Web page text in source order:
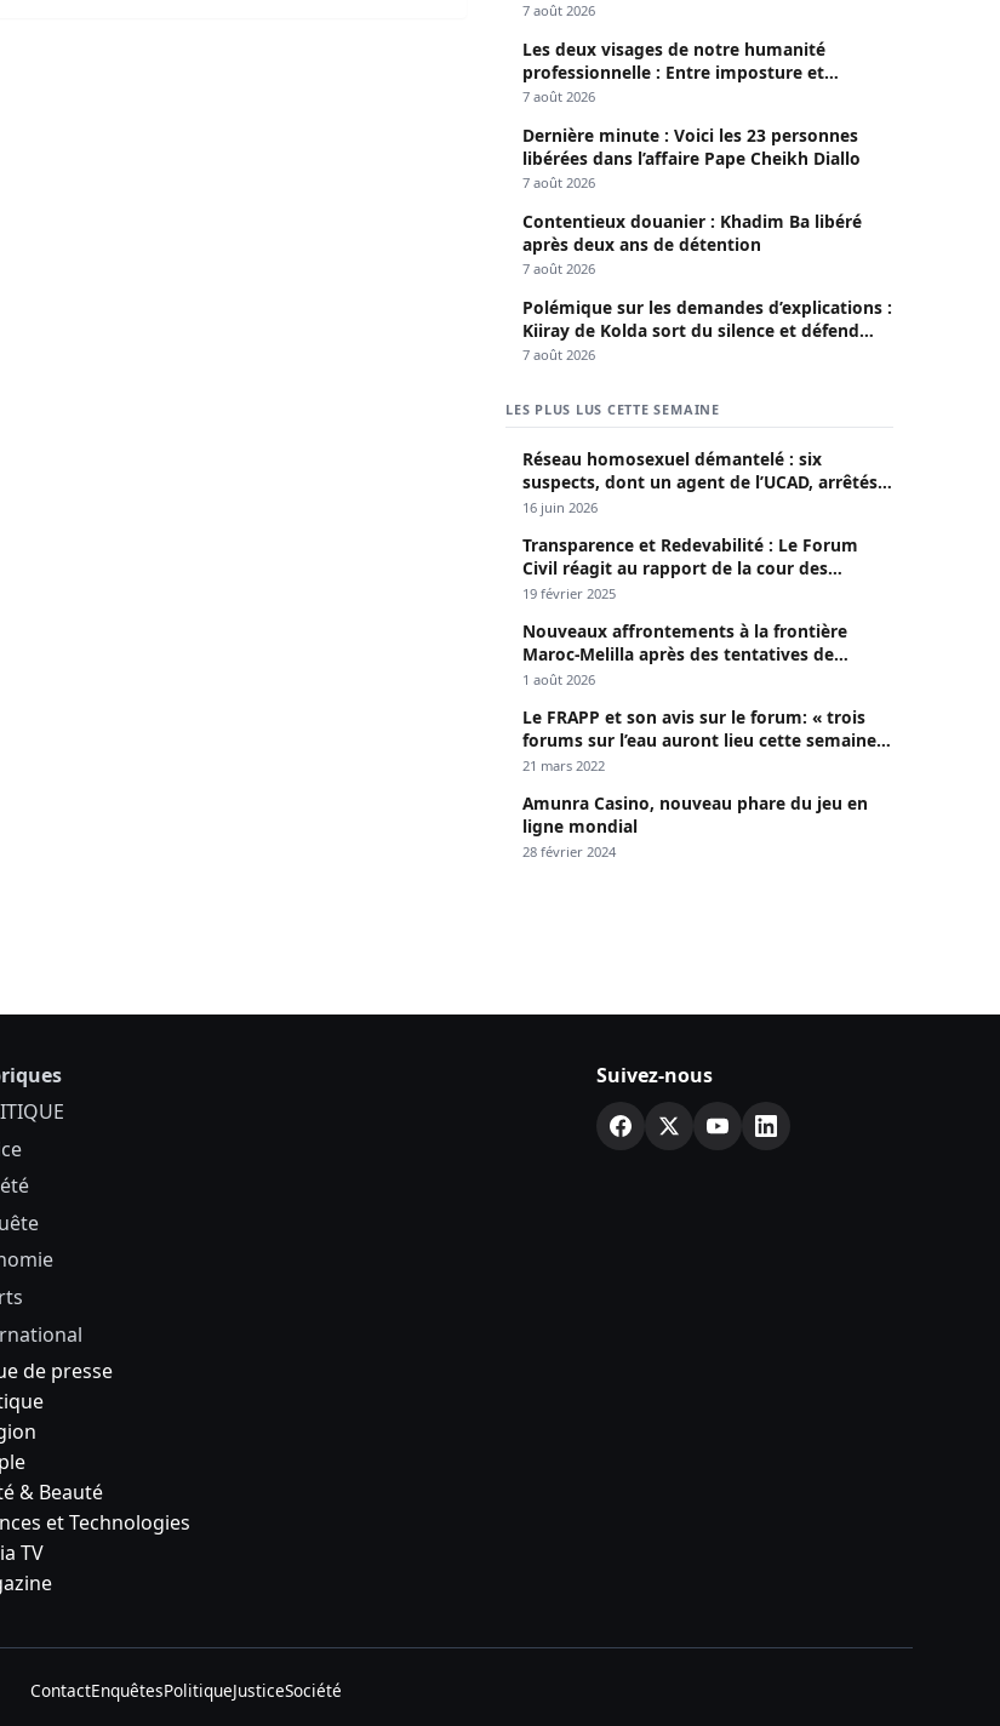
7 août 2026
Les deux visages de notre humanité
professionnelle : Entre imposture et
héroïsme silencieux (Par Pr Moussa Seydi)
7 août 2026
Dernière minute : Voici les 23 personnes
libérées dans l’affaire Pape Cheikh Diallo
7 août 2026
Contentieux douanier : Khadim Ba libéré
après deux ans de détention
7 août 2026
Polémique sur les demandes d’explications :
Kiiray de Kolda sort du silence et défend
Mamadou Lamine Dianté
7 août 2026
LES PLUS LUS CETTE SEMAINE
Réseau homosexuel démantelé : six
suspects, dont un agent de l’UCAD, arrêtés à
Keur Massar ; l’un avoue avoir propagé le
16 juin 2026
Transparence et Redevabilité : Le Forum
Civil réagit au rapport de la cour des
comptes
19 février 2025
Nouveaux affrontements à la frontière
Maroc-Melilla après des tentatives de
passage
1 août 2026
Le FRAPP et son avis sur le forum: « trois
forums sur l’eau auront lieu cette semaine à
Dakar »
21 mars 2022
Amunra Casino, nouveau phare du jeu en
ligne mondial
28 février 2024
de presse
& Beauté
et Technologies
TV
Suivez-nous
ContactEnquêtesPolitiqueJusticeSociété